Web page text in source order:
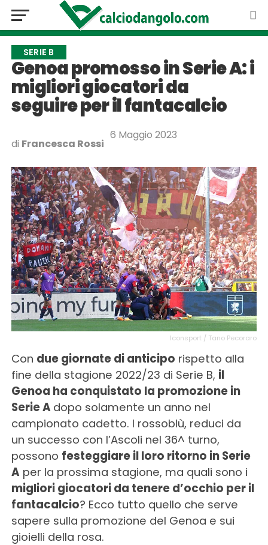
SERIE B
Genoa promosso in Serie A: i
migliori giocatori da
seguire per il fantacalcio
di Francesca Rossi
6 Maggio 2023
Iconsport / Tano Pecoraro
Con due giornate di anticipo rispetto alla
fine della stagione 2022/23 di Serie B, il
Genoa ha conquistato la promozione in
Serie A dopo solamente un anno nel
campionato cadetto. I rossoblù, reduci da
un successo con l’Ascoli nel 36^ turno,
possono festeggiare il loro ritorno in Serie
A per la prossima stagione, ma quali sono i
migliori giocatori da tenere d’occhio per il
fantacalcio? Ecco tutto quello che serve
sapere sulla promozione del Genoa e sui
gioielli della rosa.